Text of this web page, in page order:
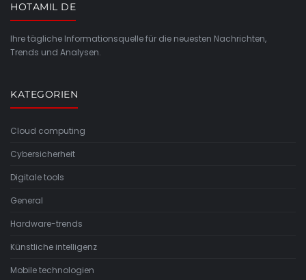
HOTAMIL DE
Ihre tägliche Informationsquelle für die neuesten Nachrichten,
Trends und Analysen.
KATEGORIEN
Cloud computing
Cybersicherheit
Digitale tools
General
Hardware-trends
Künstliche intelligenz
Mobile technologien